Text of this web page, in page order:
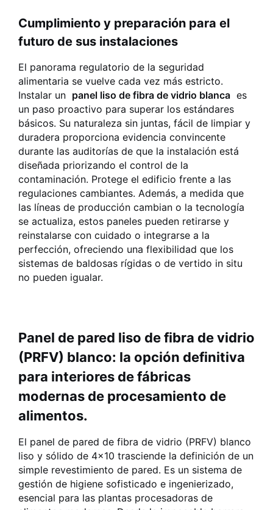
Cumplimiento y preparación para el
futuro de sus instalaciones
El panorama regulatorio de la seguridad
alimentaria se vuelve cada vez más estricto.
Instalar un panel liso de fibra de vidrio blanca es
un paso proactivo para superar los estándares
básicos. Su naturaleza sin juntas, fácil de limpiar y
duradera proporciona evidencia convincente
durante las auditorías de que la instalación está
diseñada priorizando el control de la
contaminación. Protege el edificio frente a las
regulaciones cambiantes. Además, a medida que
las líneas de producción cambian o la tecnología
se actualiza, estos paneles pueden retirarse y
reinstalarse con cuidado o integrarse a la
perfección, ofreciendo una flexibilidad que los
sistemas de baldosas rígidas o de vertido in situ
no pueden igualar.
Panel de pared liso de fibra de vidrio
(PRFV) blanco: la opción definitiva
para interiores de fábricas
modernas de procesamiento de
alimentos.
El panel de pared de fibra de vidrio (PRFV) blanco
liso y sólido de 4x10 trasciende la definición de un
simple revestimiento de pared. Es un sistema de
gestión de higiene sofisticado e ingenierizado,
esencial para las plantas procesadoras de